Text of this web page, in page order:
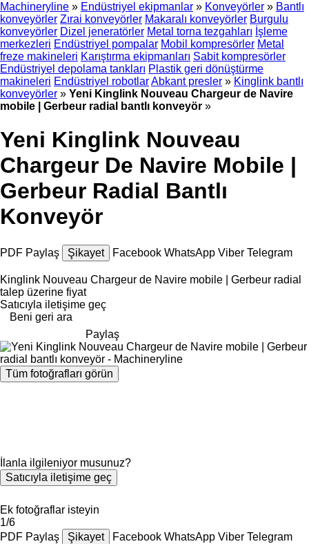
Machineryline » Endüstriyel ekipmanlar » Konveyörler » Bantlı
konveyörler Zırai konveyörler Makaralı konveyörler Burgulu
konveyörler Dizel jeneratörler Metal torna tezgahları İşleme
merkezleri Endüstriyel pompalar Mobil kompresörler Metal
freze makineleri Karıştırma ekipmanları Sabit kompresörler
Endüstriyel depolama tankları Plastik geri dönüştürme
makineleri Endüstriyel robotlarAbkant presler » Kinglink bantlı
konveyörler » Yeni Kinglink Nouveau Chargeur de Navire
mobile | Gerbeur radial bantlı konveyör »
Yeni Kinglink Nouveau
Chargeur De Navire Mobile |
Gerbeur Radial Bantlı
Konveyör
PDF Paylaş Şikayet Facebook WhatsApp Viber Telegram
Kinglink Nouveau Chargeur de Navire mobile | Gerbeur radial
talep üzerine fiyat
Satıcıyla iletişime geç
Beni geri ara
Paylaş
Tüm fotoğrafları görün
İlanla ilgileniyor musunuz?
Satıcıyla iletişime geç
Ek fotoğraflar isteyin
1/6
PDF Paylaş Şikayet Facebook WhatsApp Viber Telegram